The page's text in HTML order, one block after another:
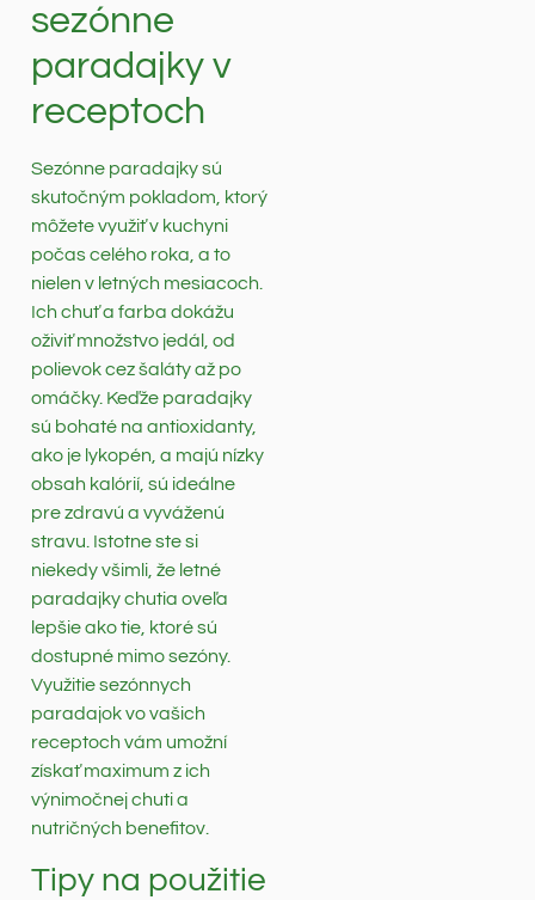
sezónne
paradajky v
receptoch
Sezónne paradajky sú
skutočným pokladom, ktorý
môžete využiť v kuchyni
počas celého roka, a to
nielen v letných mesiacoch.
Ich chuť a farba dokážu
oživiť množstvo jedál, od
polievok cez šaláty až po
omáčky. Keďže paradajky
sú bohaté na antioxidanty,
ako je lykopén, a majú nízky
obsah kalórií, sú ideálne
pre zdravú a vyváženú
stravu. Istotne ste si
niekedy všimli, že letné
paradajky chutia oveľa
lepšie ako tie, ktoré sú
dostupné mimo sezóny.
Využitie sezónnych
paradajok vo vašich
receptoch vám umožní
získať maximum z ich
výnimočnej chuti a
nutričných benefitov.
Tipy na použitie